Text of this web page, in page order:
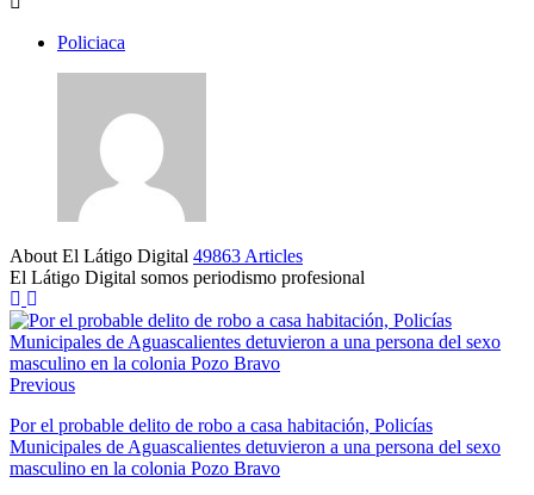
Policiaca
About El Látigo Digital 49863 Articles
El Látigo Digital somos periodismo profesional
Website
Previous
Por el probable delito de robo a casa habitación, Policías
Municipales de Aguascalientes detuvieron a una persona del sexo
masculino en la colonia Pozo Bravo